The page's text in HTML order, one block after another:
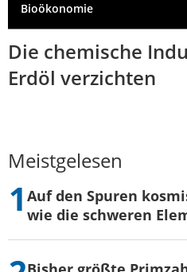
Bioökonomie
Die chemische
Erdöl verzichten
Meistgelesen
Auf den Spuren
wie die schweren